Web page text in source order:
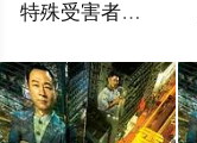
特殊受害者第